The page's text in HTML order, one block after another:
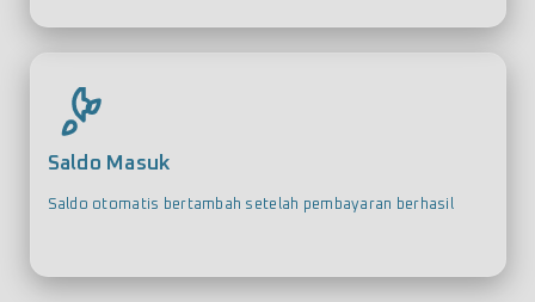
Saldo Masuk
Saldo otomatis bertambah setelah pembayaran berhasil